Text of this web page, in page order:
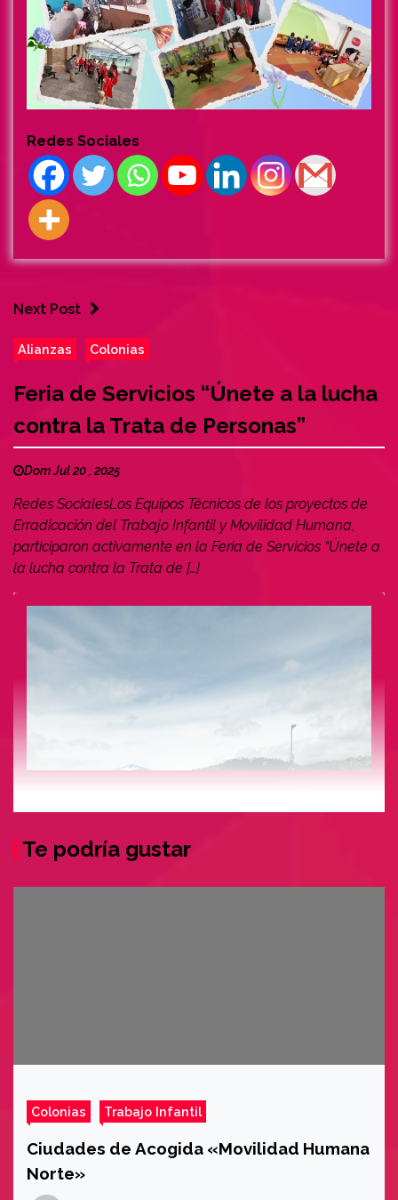
Redes Sociales
Next Post
Alianzas Colonias
Feria de Servicios “Únete a la lucha
contra la Trata de Personas”
Dom Jul 20 , 2025
Redes SocialesLos Equipos Técnicos de los proyectos de
Erradicación del Trabajo Infantil y Movilidad Humana,
participaron activamente en la Feria de Servicios “Únete a
la lucha contra la Trata de […]
Te podría gustar
Colonias Trabajo Infantil
Ciudades de Acogida «Movilidad Humana
Norte»